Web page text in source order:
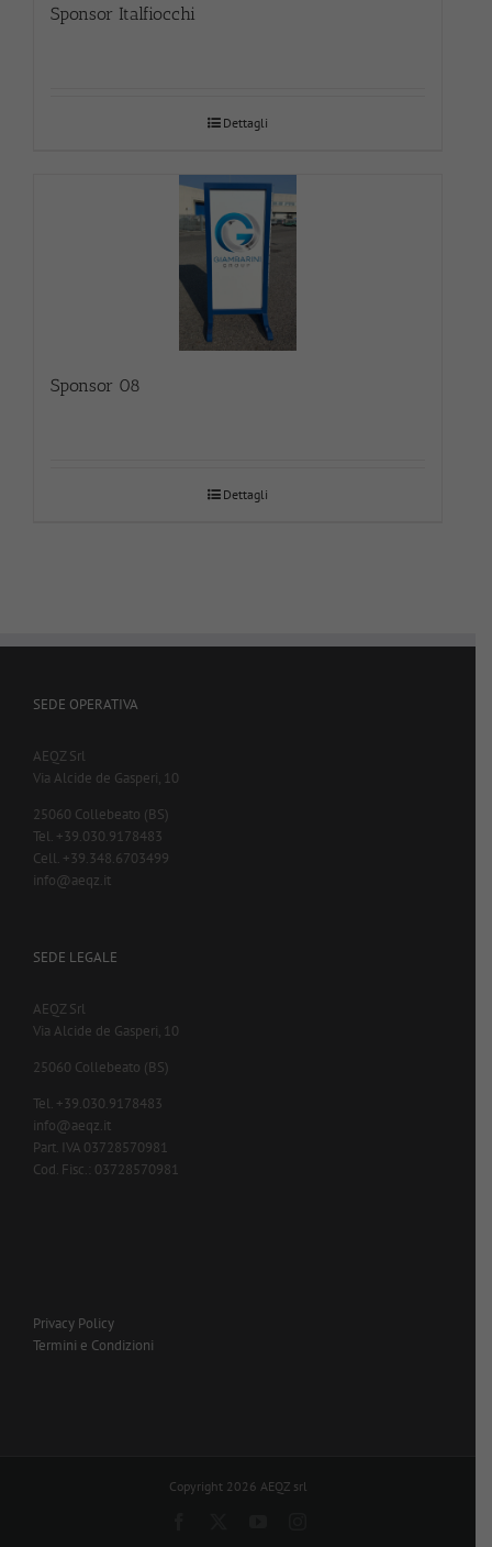
Sponsor Italfiocchi
Dettagli
Sponsor 08
Dettagli
SEDE OPERATIVA
AEQZ Srl
Via Alcide de Gasperi, 10
25060 Collebeato (BS)
Tel. +39.030.9178483
Cell. +39.348.6703499
info@aeqz.it
SEDE LEGALE
AEQZ Srl
Via Alcide de Gasperi, 10
25060 Collebeato (BS)
Tel. +39.030.9178483
info@aeqz.it
Part. IVA 03728570981
Cod. Fisc.: 03728570981
Privacy Policy
Termini e Condizioni
Copyright 2026 AEQZ srl